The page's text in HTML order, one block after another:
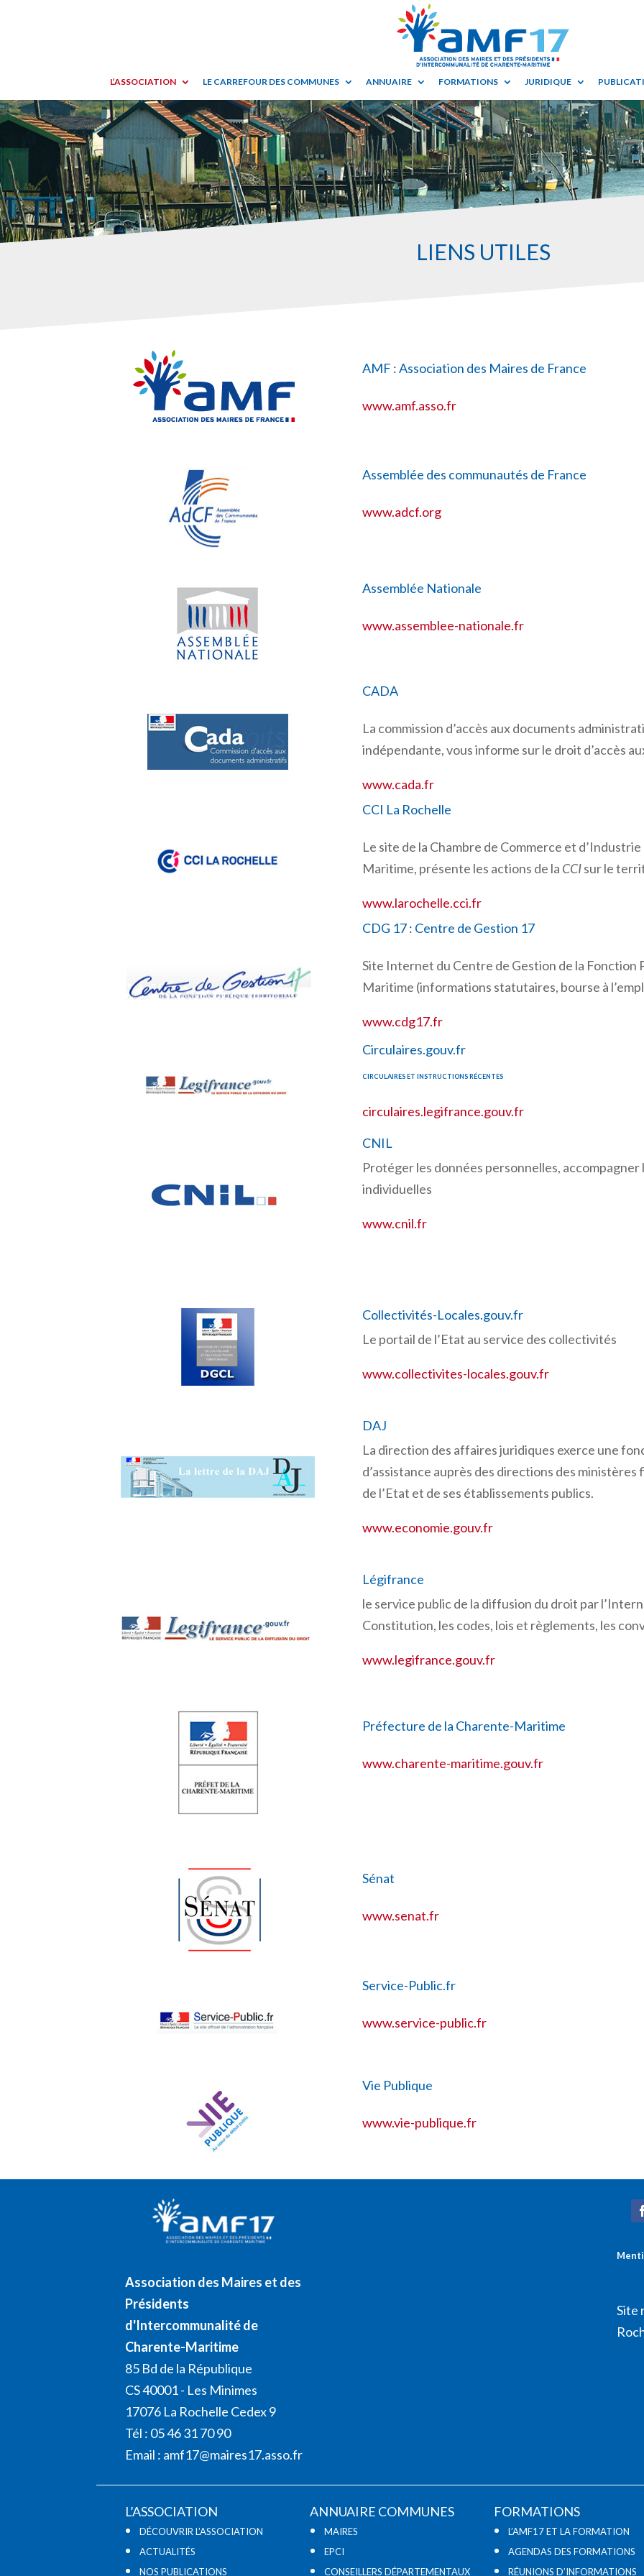
L’ASSOCIATION LE CARREFOUR DES COMMUNES ANNUAIRE FORMATIONS JURIDIQUE
LIENS UTILES
AMF : Association des Maires de France
www.amf.asso.fr
Assemblée des communautés de France
www.adcf.org
Assemblée Nationale
www.assemblee-nationale.fr
CADA
La commission d’accès aux documents
indépendante, vous informe sur le droit d’accès
www.cada.fr
CCI La Rochelle
Le site de la Chambre de Commerce et d’Industrie
Maritime, présente les actions de la CCI sur le
www.larochelle.cci.fr
CDG 17 : Centre de Gestion 17
Site Internet du Centre de Gestion de la
Maritime (informations statutaires, bourse à
www.cdg17.fr
Circulaires.gouv.fr
CIRCULAIRES ET INSTRUCTIONS RÉCENTES
circulaires.legifrance.gouv.fr
CNIL
Protéger les données personnelles,
individuelles
www.cnil.fr
Collectivités-Locales.gouv.fr
Le portail de l’Etat au service des collectivités
www.collectivites-locales.gouv.fr
DAJ
La direction des affaires juridiques exerce une
d’assistance auprès des directions des
de l’Etat et de ses établissements publics.
www.economie.gouv.fr
Légifrance
le service public de la diffusion du droit par
Constitution, les codes, lois et règlements, les
www.legifrance.gouv.fr
Préfecture de la Charente-Maritime
www.charente-maritime.gouv.fr
Sénat
www.senat.fr
Service-Public.fr
www.service-public.fr
Vie Publique
www.vie-publique.fr
Association des Maires et des
Présidents
d'Intercommunalité de
Charente-Maritime
85 Bd de la République
CS 40001 - Les Minimes
17076 La Rochelle Cedex 9
Tél : 05 46 31 70 90
Email : amf17@maires17.asso.fr
Site
L’ASSOCIATION
DÉCOUVRIR L’ASSOCIATION
ACTUALITÉS
NOS PUBLICATIONS
ANNUAIRE COMMUNES
MAIRES
EPCI
CONSEILLERS DÉPARTEMENTAUX
FORMATIONS
L’AMF17 ET LA FORMATION
AGENDAS DES FORMATIONS
RÉUNIONS D’INFORMATIONS